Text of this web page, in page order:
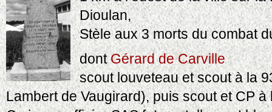
Dioulan,
Stèle aux 3 morts du combat
dontGérard de Carville
scout louveteau et scout à la
Lambert de Vaugirard), puis scout et CP à